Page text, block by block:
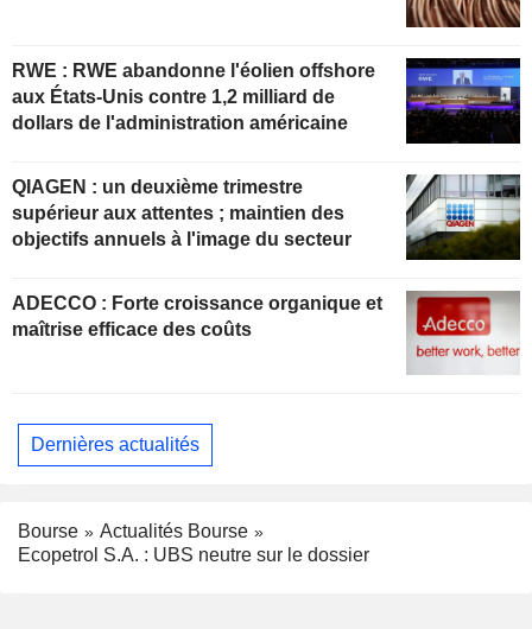
RWE : RWE abandonne l'éolien offshore
aux États-Unis contre 1,2 milliard de
dollars de l'administration américaine
QIAGEN : un deuxième trimestre
supérieur aux attentes ; maintien des
objectifs annuels à l'image du secteur
ADECCO : Forte croissance organique et
maîtrise efficace des coûts
Dernières actualités
Bourse
Actualités Bourse
Ecopetrol S.A. : UBS neutre sur le dossier